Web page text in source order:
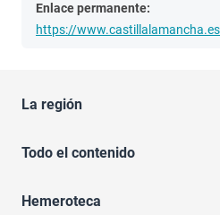
Enlace permanente:
https://
La región
Todo el contenido
Hemeroteca